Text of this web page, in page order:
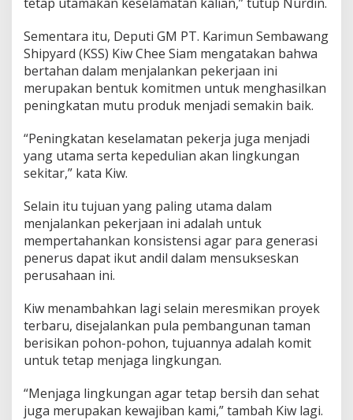
Sementara itu, Deputi GM PT. Karimun Sembawang
Shipyard (KSS) Kiw Chee Siam mengatakan bahwa
bertahan dalam menjalankan pekerjaan ini
merupakan bentuk komitmen untuk menghasilkan
peningkatan mutu produk menjadi semakin baik.
“Peningkatan keselamatan pekerja juga menjadi
yang utama serta kepedulian akan lingkungan
sekitar,” kata Kiw.
Selain itu tujuan yang paling utama dalam
menjalankan pekerjaan ini adalah untuk
mempertahankan konsistensi agar para generasi
penerus dapat ikut andil dalam mensukseskan
perusahaan ini.
Kiw menambahkan lagi selain meresmikan proyek
terbaru, disejalankan pula pembangunan taman
berisikan pohon-pohon, tujuannya adalah komit
untuk tetap menjaga lingkungan.
“Menjaga lingkungan agar tetap bersih dan sehat
juga merupakan kewajiban kami,” tambah Kiw lagi.